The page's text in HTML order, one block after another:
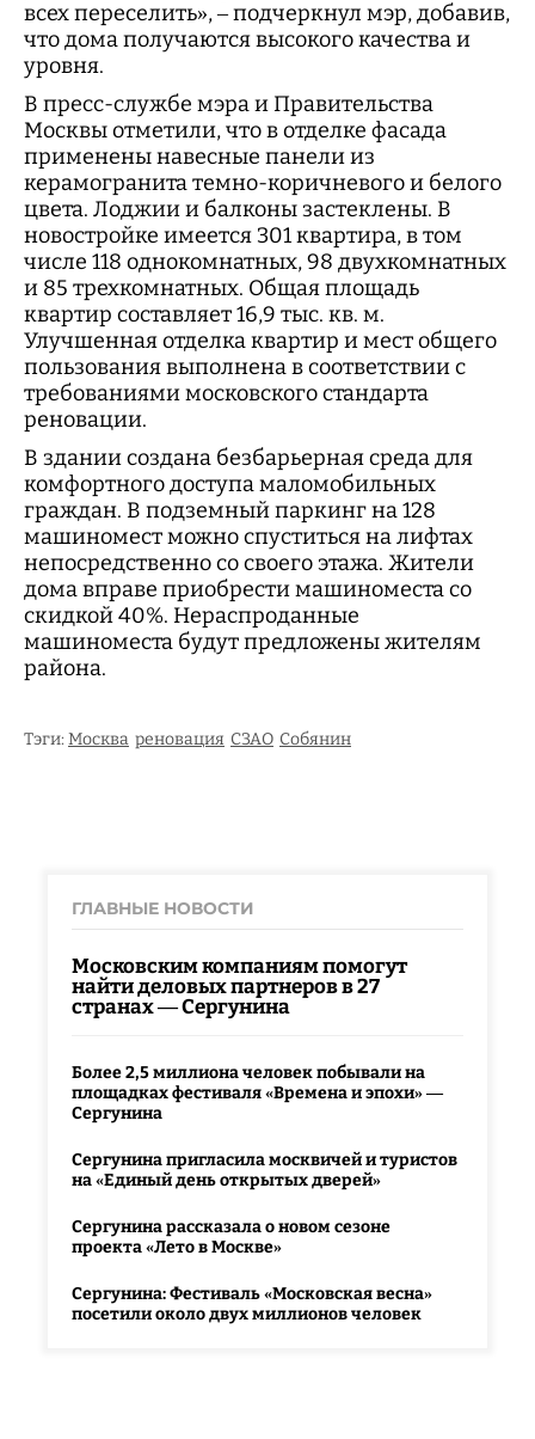
всех переселить», – подчеркнул мэр, добавив,
что дома получаются высокого качества и
уровня.
В пресс-службе мэра и Правительства
Москвы отметили, что в отделке фасада
применены навесные панели из
керамогранита темно-коричневого и белого
цвета. Лоджии и балконы застеклены. В
новостройке имеется 301 квартира, в том
числе 118 однокомнатных, 98 двухкомнатных
и 85 трехкомнатных. Общая площадь
квартир составляет 16,9 тыс. кв. м.
Улучшенная отделка квартир и мест общего
пользования выполнена в соответствии с
требованиями московского стандарта
реновации.
В здании создана безбарьерная среда для
комфортного доступа маломобильных
граждан. В подземный паркинг на 128
машиномест можно спуститься на лифтах
непосредственно со своего этажа. Жители
дома вправе приобрести машиноместа со
скидкой 40%. Нераспроданные
машиноместа будут предложены жителям
района.
Тэги: Москва реновация СЗАО Собянин
ГЛАВНЫЕ НОВОСТИ
Московским компаниям помогут
найти деловых партнеров в 27
странах — Сергунина
Более 2,5 миллиона человек побывали на
площадках фестиваля «Времена и эпохи» —
Сергунина
Сергунина пригласила москвичей и туристов
на «Единый день открытых дверей»
Сергунина рассказала о новом сезоне
проекта «Лето в Москве»
Сергунина: Фестиваль «Московская весна»
посетили около двух миллионов человек